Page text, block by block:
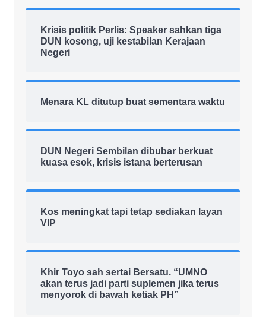
Krisis politik Perlis: Speaker sahkan tiga
DUN kosong, uji kestabilan Kerajaan
Negeri
Menara KL ditutup buat sementara waktu
DUN Negeri Sembilan dibubar berkuat
kuasa esok, krisis istana berterusan
Kos meningkat tapi tetap sediakan layan
VIP
Khir Toyo sah sertai Bersatu. “UMNO
akan terus jadi parti suplemen jika terus
menyorok di bawah ketiak PH”